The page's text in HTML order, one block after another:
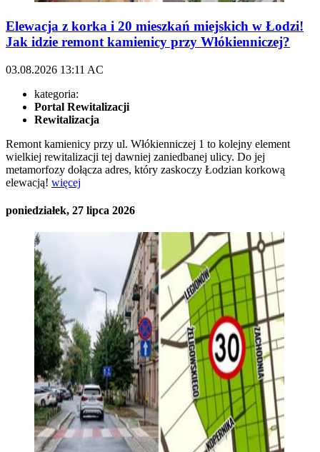
Elewacja z korka i 20 mieszkań miejskich w Łodzi!
Jak idzie remont kamienicy przy Włókienniczej?
03.08.2026 13:11 AC
kategoria:
Portal Rewitalizacji
Rewitalizacja
Remont kamienicy przy ul. Włókienniczej 1 to kolejny element
wielkiej rewitalizacji tej dawniej zaniedbanej ulicy. Do jej
metamorfozy dołącza adres, który zaskoczy Łodzian korkową
elewacją! więcej
poniedziałek, 27 lipca 2026